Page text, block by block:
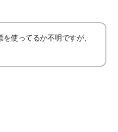
使ってるか不明ですが、